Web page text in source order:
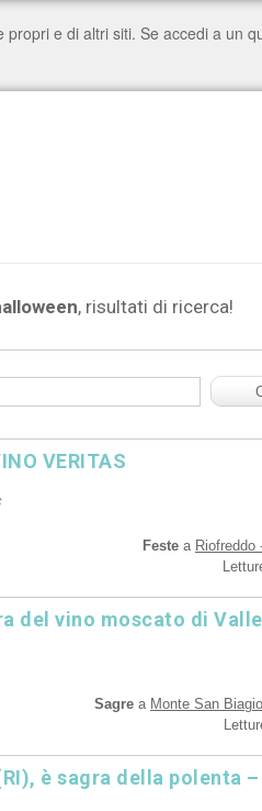
, risultati di ricerca!
VERITAS
Feste a Riofreddo
del vino moscato di
Sagre a Monte San
è sagra della polenta